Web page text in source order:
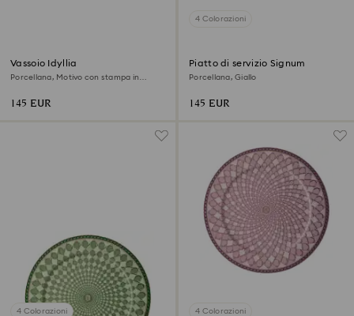
Vassoio Idyllia
Porcellana, Motivo con stampa in
145 EUR
4 Colorazioni
Piatto di servizio Signum
Porcellana, Giallo
145 EUR
4 Colorazioni 4 Colorazioni